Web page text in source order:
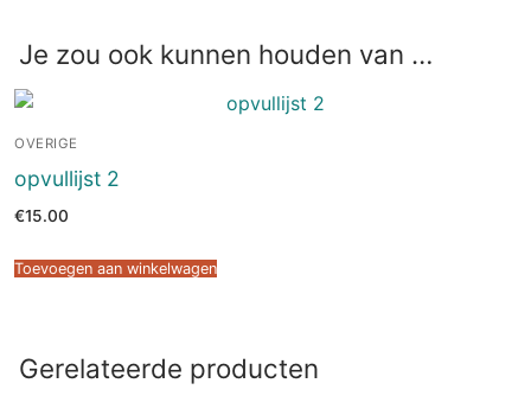
Je zou ook kunnen houden van …
OVERIGE
opvullijst 2
€15.00
Toevoegen aan winkelwagen
Gerelateerde producten